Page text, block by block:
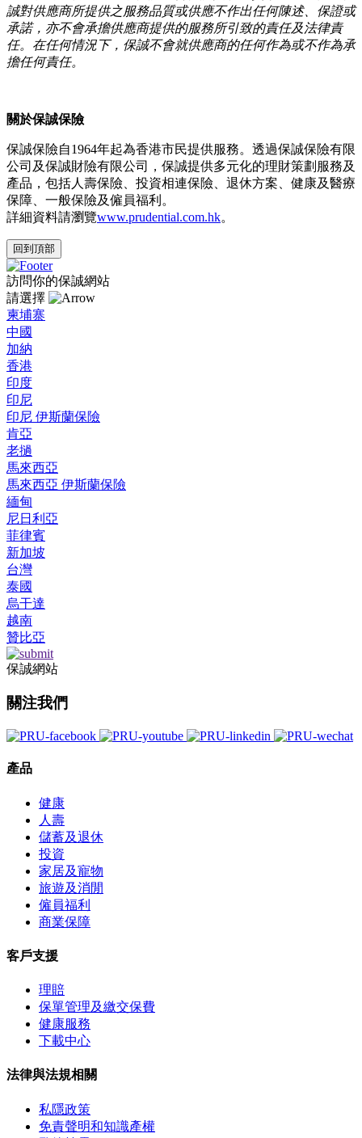
誠對供應商所提供之服務品質或供應不作出任何陳述、保證或
承諾，亦不會承擔供應商提供的服務所引致的責任及法律責
任。在任何情況下，保誠不會就供應商的任何作為或不作為承
擔任何責任。
關於保誠保險
保誠保險自1964年起為香港市民提供服務。透過保誠保險有限
公司及保誠財險有限公司，保誠提供多元化的理財策劃服務及
產品，包括人壽保險、投資相連保險、退休方案、健康及醫療
保障、一般保險及僱員福利。
詳細資料請瀏覽www.prudential.com.hk。
回到頂部
訪問你的保誠網站
請選擇
柬埔寨
中國
加納
香港
印度
印尼
印尼 伊斯蘭保險
肯亞
老撾
馬來西亞
馬來西亞 伊斯蘭保險
緬甸
尼日利亞
菲律賓
新加坡
台灣
泰國
烏干達
越南
贊比亞
保誠網站
關注我們
產品
健康
人壽
儲蓄及退休
投資
家居及寵物
旅遊及消閒
僱員福利
商業保障
客戶支援
理賠
保單管理及繳交保費
健康服務
下載中心
法律與法規相關
私隱政策
免責聲明和知識產權